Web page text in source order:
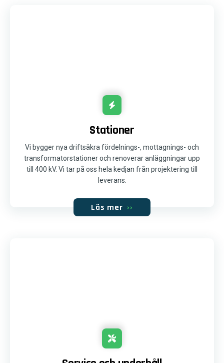
Stationer
Vi bygger nya driftsäkra fördelnings-, mottagnings- och
transformatorstationer och renoverar anläggningar upp
till 400 kV. Vi tar på oss hela kedjan från projektering till
leverans.
Läs mer ››